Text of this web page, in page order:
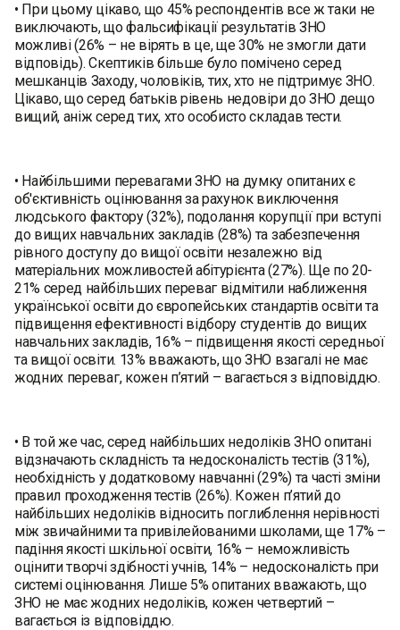
• При цьому цікаво, що 45% респондентів все ж таки не
виключають, що фальсифікації результатів ЗНО
можливі (26% – не вірять в це, ще 30% не змогли дати
відповідь). Скептиків більше було помічено серед
мешканців Заходу, чоловіків, тих, хто не підтримує ЗНО.
Цікаво, що серед батьків рівень недовіри до ЗНО дещо
вищий, аніж серед тих, хто особисто складав тести.
• Найбільшими перевагами ЗНО на думку опитаних є
об'єктивнiсть оцiнювання за рахунок виключення
людського фактору (32%), подолання корупцiї при вступi
до вищих навчальних закладів (28%) та забезпечення
рiвного доступу до вищої освiти незалежно вiд
матерiальних можливостей абітурієнта (27%). Ще по 20-
21% серед найбільших переваг відмітили наближення
української освiти до європейських стандартiв освiти та
пiдвищення ефективностi вiдбору студентiв до вищих
навчальних закладів, 16% – пiдвищення якостi середньої
та вищої освiти. 13% вважають, що ЗНО взагалі не має
жодних переваг, кожен п’ятий – вагається з відповіддю.
• В той же час, серед найбільших недоліків ЗНО опитані
відзначають складнiсть та недосконалiсть тестів (31%),
необхiднiсть у додатковому навчанні (29%) та частi змiни
правил проходження тестів (26%). Кожен п’ятий до
найбільших недоліків відносить поглиблення нерiвностi
мiж звичайними та привiлейованими школами, ще 17% –
падiння якостi шкiльної освiти, 16% – неможливiсть
оцiнити творчi здiбностi учнів, 14% – недосконалiсть при
системi оцінювання. Лише 5% опитаних вважають, що
ЗНО не має жодних недоліків, кожен четвертий –
вагається із відповіддю.